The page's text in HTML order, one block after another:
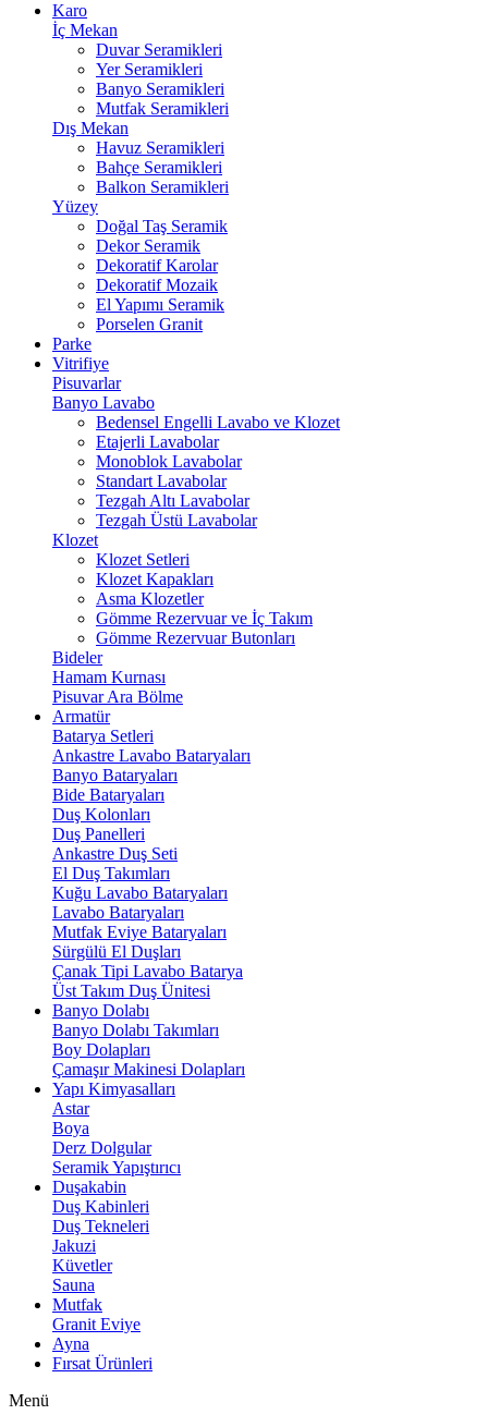
Karo
İç Mekan
Duvar Seramikleri
Yer Seramikleri
Banyo Seramikleri
Mutfak Seramikleri
Dış Mekan
Havuz Seramikleri
Bahçe Seramikleri
Balkon Seramikleri
Yüzey
Doğal Taş Seramik
Dekor Seramik
Dekoratif Karolar
Dekoratif Mozaik
El Yapımı Seramik
Porselen Granit
Parke
Vitrifiye
Pisuvarlar
Banyo Lavabo
Bedensel Engelli Lavabo ve Klozet
Etajerli Lavabolar
Monoblok Lavabolar
Standart Lavabolar
Tezgah Altı Lavabolar
Tezgah Üstü Lavabolar
Klozet
Klozet Setleri
Klozet Kapakları
Asma Klozetler
Gömme Rezervuar ve İç Takım
Gömme Rezervuar Butonları
Bideler
Hamam Kurnası
Pisuvar Ara Bölme
Armatür
Batarya Setleri
Ankastre Lavabo Bataryaları
Banyo Bataryaları
Bide Bataryaları
Duş Kolonları
Duş Panelleri
Ankastre Duş Seti
El Duş Takımları
Kuğu Lavabo Bataryaları
Lavabo Bataryaları
Mutfak Eviye Bataryaları
Sürgülü El Duşları
Çanak Tipi Lavabo Batarya
Üst Takım Duş Ünitesi
Banyo Dolabı
Banyo Dolabı Takımları
Boy Dolapları
Çamaşır Makinesi Dolapları
Yapı Kimyasalları
Astar
Boya
Derz Dolgular
Seramik Yapıştırıcı
Duşakabin
Duş Kabinleri
Duş Tekneleri
Jakuzi
Küvetler
Sauna
Mutfak
Granit Eviye
Ayna
Fırsat Ürünleri
Menü